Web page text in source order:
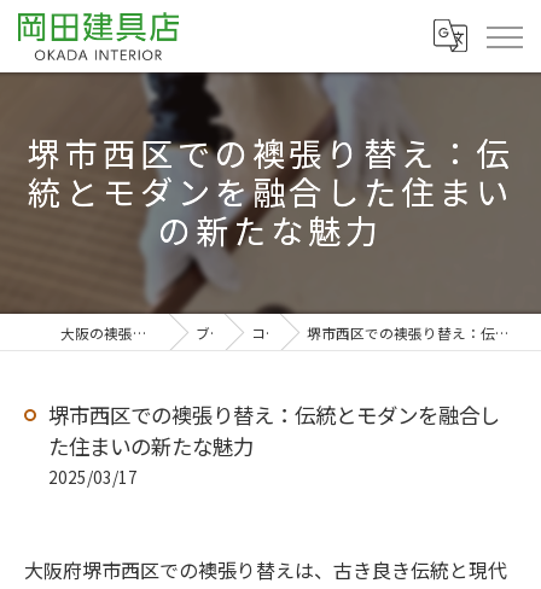
堺市西区での襖張り替え：伝
統とモダンを融合した住まい
の新たな魅力
大阪の襖張り替えなら岡田建具店 ブログ コラム 堺市西区での襖張り替え：伝統とモダンを融合した住まいの新たな魅力
堺市西区での襖張り替え：伝統とモダンを融合し
た住まいの新たな魅力
2025/03/17
大阪府堺市西区での襖張り替えは、古き良き伝統と現代